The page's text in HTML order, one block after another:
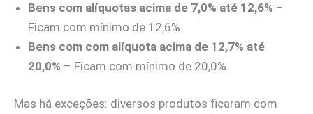
Bens com alíquotas acima de 7,0% até 12,6% –
Ficam com mínimo de 12,6%.
Bens com com alíquota acima de 12,7% até
20,0% – Ficam com mínimo de 20,0%.
Mas há exceções: diversos produtos ficaram com